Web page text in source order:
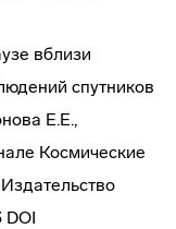
вблизи
спутников
Е.Е.,
Космические
DOI